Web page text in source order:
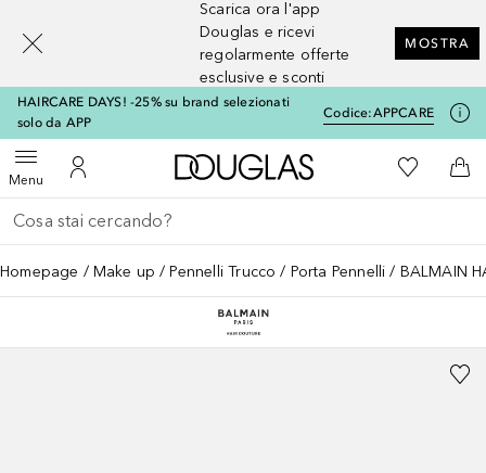
Scarica ora l'app
Douglas e ricevi
regolarmente offerte
esclusive e sconti
MOSTRA
HAIRCARE DAYS! -25% su brand selezionati
solo da APP
Codice:APPCARE
MenuApri menuAl Mio Account
A Douglas HomeAlla Mia
Al
Torna indietro
Esegui ricerca
Homepage Make up Pennelli Trucco Porta Pennelli BALMAIN
[navigation.slideout.screenreader]